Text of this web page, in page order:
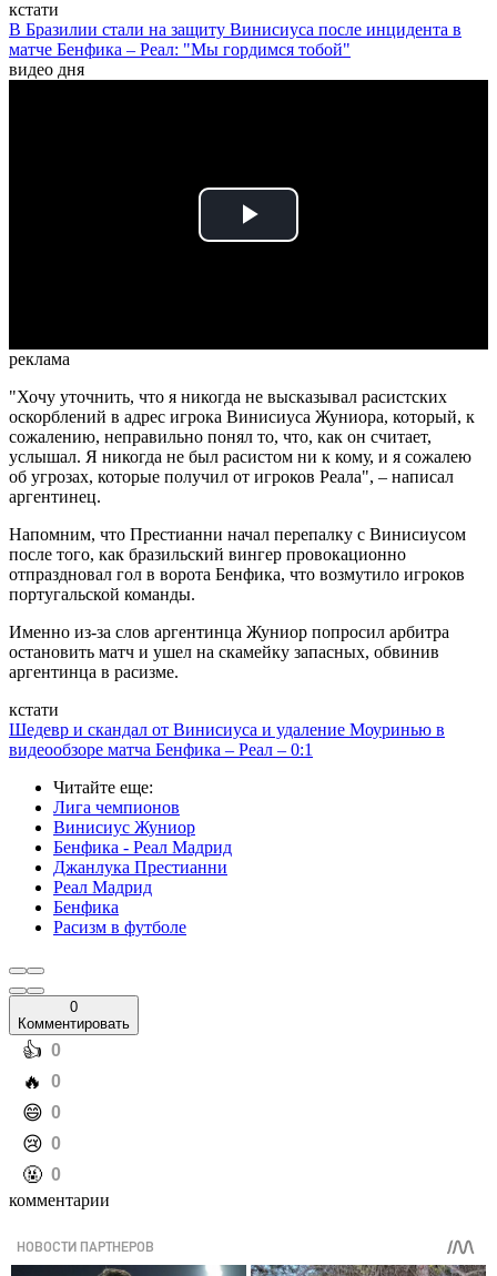
кстати
В Бразилии стали на защиту Винисиуса после инцидента в
матче Бенфика – Реал: "Мы гордимся тобой"
видео дня
Play
реклама
"Хочу уточнить, что я никогда не высказывал расистских
оскорблений в адрес игрока Винисиуса Жуниора, который, к
сожалению, неправильно понял то, что, как он считает,
услышал. Я никогда не был расистом ни к кому, и я сожалею
об угрозах, которые получил от игроков Реала", – написал
аргентинец.
Напомним, что Престианни начал перепалку с Винисиусом
после того, как бразильский вингер провокационно
отпраздновал гол в ворота Бенфика, что возмутило игроков
португальской команды.
Именно из-за слов аргентинца Жуниор попросил арбитра
остановить матч и ушел на скамейку запасных, обвинив
аргентинца в расизме.
кстати
Шедевр и скандал от Винисиуса и удаление Моуринью в
видеообзоре матча Бенфика – Реал – 0:1
Читайте еще:
Лига чемпионов
Винисиус Жуниор
Бенфика - Реал Мадрид
Джанлука Престианни
Реал Мадрид
Бенфика
Расизм в футболе
0
Комментировать
️👍 0
️🔥 0
️😄 0
️😢 0
️🤬 0
комментарии